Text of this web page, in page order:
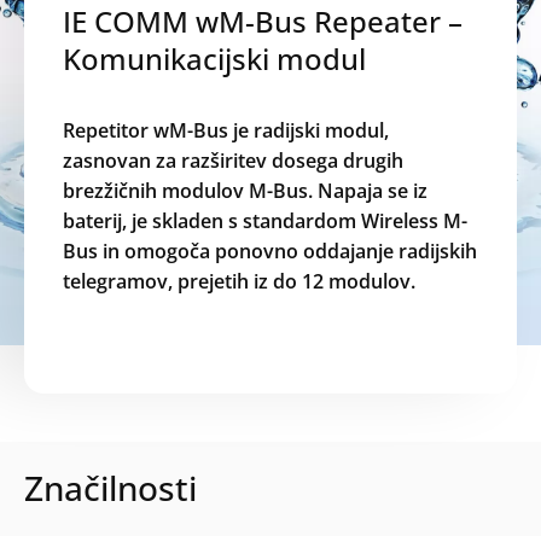
IE COMM wM-Bus Repeater –
Komunikacijski modul
Repetitor wM-Bus je radijski modul,
zasnovan za razširitev dosega drugih
brezžičnih modulov M-Bus. Napaja se iz
baterij, je skladen s standardom Wireless M-
Bus in omogoča ponovno oddajanje radijskih
telegramov, prejetih iz do 12 modulov.
Značilnosti